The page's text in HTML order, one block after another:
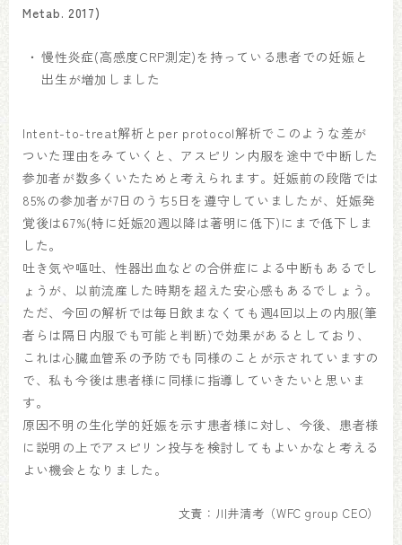
Metab. 2017)
慢性炎症(高感度CRP測定)を持っている患者での妊娠と
出生が増加しました
Intent-to-treat解析とper protocol解析でこのような差が
ついた理由をみていくと、アスピリン内服を途中で中断した
参加者が数多くいたためと考えられます。妊娠前の段階では
85%の参加者が7日のうち5日を遵守していましたが、妊娠発
覚後は67%(特に妊娠20週以降は著明に低下)にまで低下しま
した。
吐き気や嘔吐、性器出血などの合併症による中断もあるでし
ょうが、以前流産した時期を超えた安心感もあるでしょう。
ただ、今回の解析では毎日飲まなくても週4回以上の内服(筆
者らは隔日内服でも可能と判断)で効果があるとしており、
これは心臓血管系の予防でも同様のことが示されていますの
で、私も今後は患者様に同様に指導していきたいと思いま
す。
原因不明の生化学的妊娠を示す患者様に対し、今後、患者様
に説明の上でアスピリン投与を検討してもよいかなと考える
よい機会となりました。
文責：川井清考（WFC group CEO）